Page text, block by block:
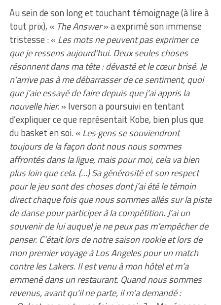
Au sein de son long et touchant témoignage (à lire à
tout prix), « The Answer» a exprimé son immense
tristesse : « Les mots ne peuvent pas exprimer ce
que je ressens aujourd’hui. Deux seules choses
résonnent dans ma tête : dévasté et le cœur brisé. Je
n’arrive pas à me débarrasser de ce sentiment, quoi
que j’aie essayé de faire depuis que j’ai appris la
nouvelle hier.» Iverson a poursuivi en tentant
d’expliquer ce que représentait Kobe, bien plus que
du basket en soi. « Les gens se souviendront
toujours de la façon dont nous nous sommes
affrontés dans la ligue, mais pour moi, cela va bien
plus loin que cela. (…) Sa générosité et son respect
pour le jeu sont des choses dont j’ai été le témoin
direct chaque fois que nous sommes allés sur la piste
de danse pour participer à la compétition. J’ai un
souvenir de lui auquel je ne peux pas m’empêcher de
penser. C’était lors de notre saison rookie et lors de
mon premier voyage à Los Angeles pour un match
contre les Lakers. Il est venu à mon hôtel et m’a
emmené dans un restaurant. Quand nous sommes
revenus, avant qu’il ne parte, il m’a demandé :